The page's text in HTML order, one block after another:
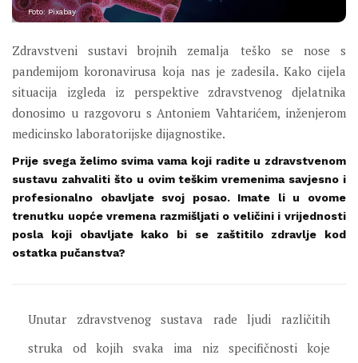
Foto: Pixabay
Zdravstveni sustavi brojnih zemalja teško se nose s
pandemijom koronavirusa koja nas je zadesila. Kako cijela
situacija izgleda iz perspektive zdravstvenog djelatnika
donosimo u razgovoru s Antoniem Vahtarićem, inženjerom
medicinsko laboratorijske dijagnostike.
Prije svega želimo svima vama koji radite u zdravstvenom
sustavu zahvaliti što u ovim teškim vremenima savjesno i
profesionalno obavljate svoj posao. Imate li u ovome
trenutku uopće vremena razmišljati o veličini i vrijednosti
posla koji obavljate kako bi se zaštitilo zdravlje kod
ostatka pučanstva?
Unutar zdravstvenog sustava rade ljudi različitih
struka od kojih svaka ima niz specifičnosti koje